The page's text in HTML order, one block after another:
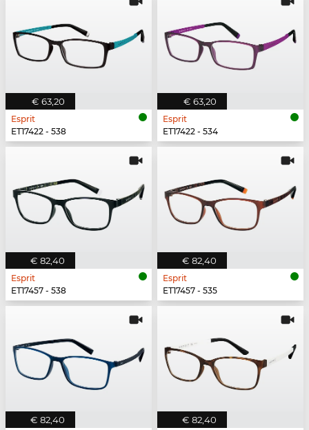
€ 63,20
Esprit
ET17422 - 538
€ 63,20
Esprit
ET17422 - 534
€ 82,40
Esprit
ET17457 - 538
€ 82,40
Esprit
ET17457 - 535
€ 82,40 € 82,40